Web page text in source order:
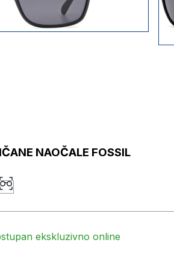
NAOČALE FOSSIL
ekskluzivno online